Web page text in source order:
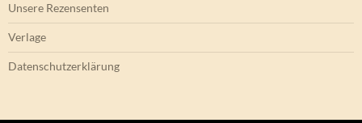
Unsere Rezensenten
Verlage
Datenschutzerklärung